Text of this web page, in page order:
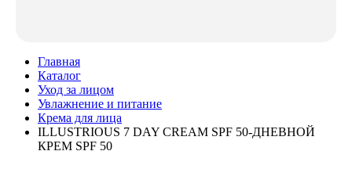
Главная
Каталог
Уход за лицом
Увлажнение и питание
Крема для лица
ILLUSTRIOUS 7 DAY CREAM SPF 50-ДНЕВНОЙ
КРЕМ SPF 50